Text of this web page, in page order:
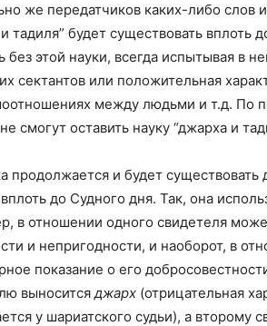
же передатчиков каких-либо слов
тадиля” будет существовать вплоть
без этой науки, всегда испытывая в
сектантов или положительная
между людьми и т.д. По
смогут оставить науку “джарха и
продолжается и будет
до Судного дня. Так, она
в отношении одного свидетеля
и непригодности, и наоборот, в
показание о его
выноситсяджарх (отрицательная
у шариатского судьи), а второму